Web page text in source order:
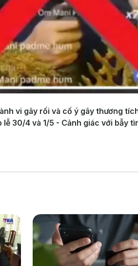
vi gây rối và cố ý gây thương
30/4 và 1/5 - Cảnh giác với bẫy